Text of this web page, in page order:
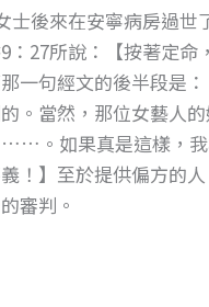
士後來在安寧病房過
：27所說：【按著定
一句經文的後半段是
。當然，那位女藝人
。如果真是這樣，我
！】至於提供偏方的
審判。